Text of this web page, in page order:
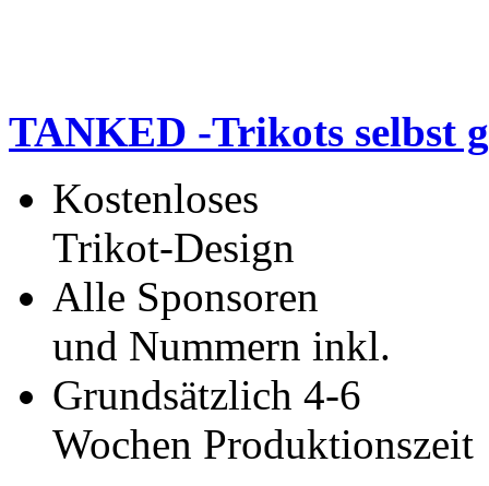
TANKED -Trikots selbst
Kostenloses
Trikot-Design
Alle Sponsoren
und Nummern inkl.
Grundsätzlich 4-6
Wochen Produktionszeit